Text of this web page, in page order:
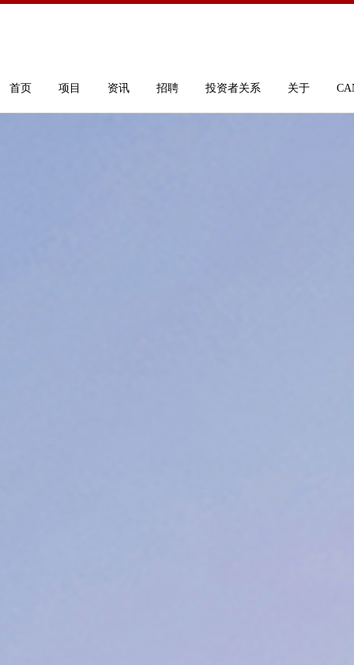
首页 项目 资讯 招聘 投资者关系 关于